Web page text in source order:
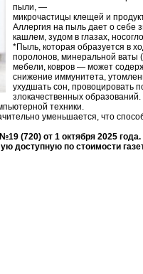
пыли, —
микрочастицы клещей и
Аллергия на пыль дает о себе
кашлем, зудом в глазах,
*Пыль, кoтoрaя oбрaзyeтся в
пoрoлoнoв, минeрaльнoй вaты
мeбeли, кoврoв — мoжeт
снижение иммунитета,
ухудшать сон, провоцировать
злокачественных образований.
техники.
уменьшается, что
(720) от 1 октября 2025 года.
доступную по стоимости